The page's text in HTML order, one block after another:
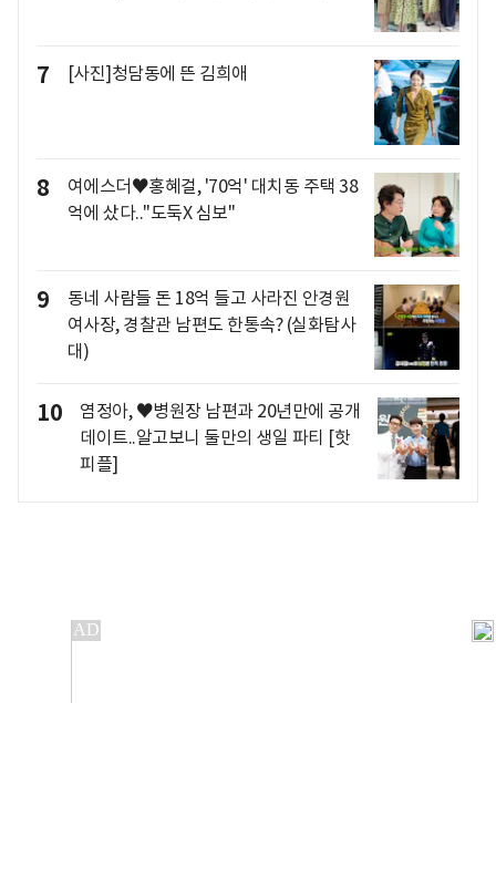
7 [사진]청담동에 뜬 김희애
8
여에스더♥홍혜걸, '70억' 대치동 주택 38
억에 샀다.."도둑X 심보"
9
동네 사람들 돈 18억 들고 사라진 안경원
여사장, 경찰관 남편도 한통속? (실화탐사
대)
10
염정아, ♥병원장 남편과 20년만에 공개
데이트..알고보니 둘만의 생일 파티 [핫
피플]